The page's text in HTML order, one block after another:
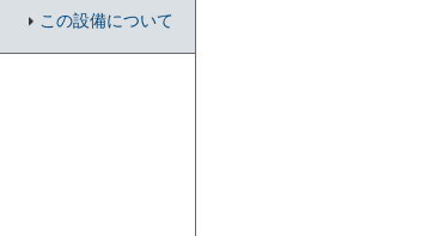
この設備について